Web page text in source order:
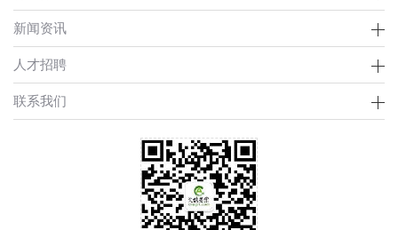
新闻资讯
人才招聘
联系我们